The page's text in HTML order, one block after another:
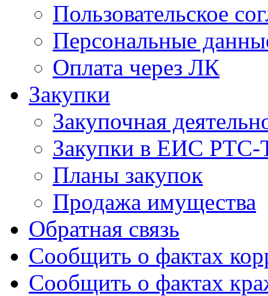
Пользовательское
Персональные
Оплата через ЛК
Закупки
Закупочная
Закупки в ЕИС РТС-
Планы закупок
Продажа имущества
Обратная связь
Сообщить о фактах
Сообщить о фактах